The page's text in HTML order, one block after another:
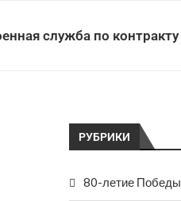
служба по контракту
РУБРИКИ
80-летие Победы